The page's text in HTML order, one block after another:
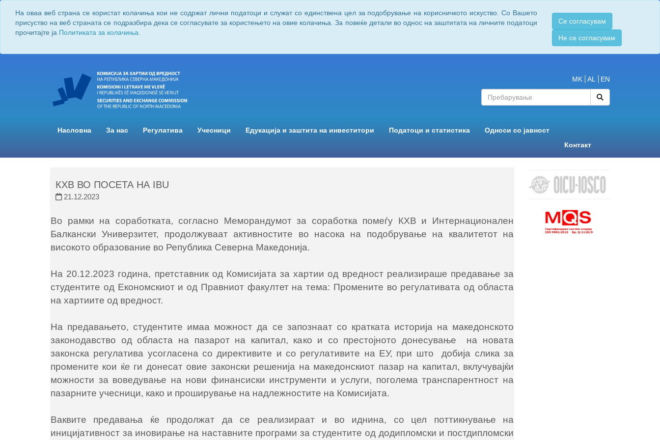
На оваа веб страна се користат колачиња кои не содржат лични податоци и служат со единствена цел за подобрување на корисничкото искуство. Со Вашето
присуство на веб страната се подразбира дека се согласувате за користењето на овие колачиња. За повеќе детали во однос на заштитата на личните податоци
прочитајте ја Политиката за колачиња.
Се согласувам
Не се согласувам
MK AL EN
Насловна За нас Регулатива Учесници Едукација и заштита на инвеститори Податоци и статистика
Односи со јавност
Контакт
КХВ ВО ПОСЕТА НА IBU
21.12.2023
Во рамки на соработката, согласно Mеморандумот за соработка помеѓу КХВ и Интернационален
Балкански Универзитет, продолжуваат активностите во насока на подобрување на квалитетот на
високото образование во Република Северна Македонија.
На 20.12.2023 година, претставник од Комисијата за хартии од вредност реализираше предавање за
студентите од Економскиот и од Правниот факултет на тема: Промените во регулативата од областа
на хартиите од вредност.
На предавањето, студентите имаа можност да се запознаат со кратката историја на македонското
законодавство од областа на пазарот на капитал, како и со престојното донесување на новата
законска регулатива усогласена со директивите и со регулативите на ЕУ, при што добија слика за
промените кои ќе ги донесат овие законски решенија на македонскиот пазар на капитал, вклучувајќи
можности за воведување на нови финансиски инструменти и услуги, поголема транспарентност на
пазарните учесници, како и проширување на надлежностите на Комисијата.
Ваквите предавања ќе продолжат да се реализираат и во иднина, со цел поттикнување на
иницијативност за иновирање на наставните програми за студентите од додипломски и постдипломски